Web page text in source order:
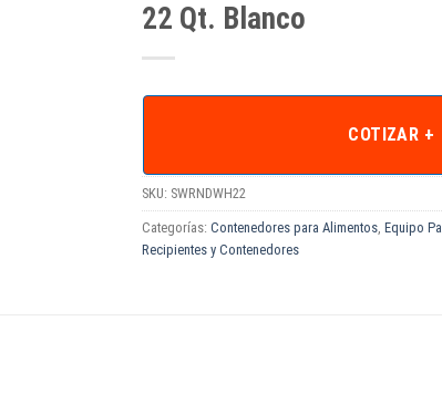
22 Qt. Blanco
COTIZAR +
SKU: SWRNDWH22
Categorías: Contenedores para Alimentos, Equipo
Recipientes y Contenedores